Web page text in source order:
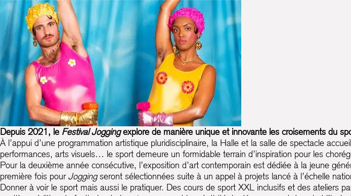
Depuis 2021, le Festival Joggingexplore de manière unique et innovante les croisements du
À l’appui d’une programmation artistique pluridisciplinaire, la Halle et la salle de spectacle
performances, arts visuels… le sport demeure un formidable terrain d’inspiration pour les
Pour la deuxième année consécutive, l’exposition d’art contemporain est dédiée à la jeune
première fois pourJoggingseront sélectionnées suite à un appel à projets lancé à l’échelle
Donner à voir le sport mais aussi le pratiquer. Des cours de sport XXL inclusifs et des ateliers